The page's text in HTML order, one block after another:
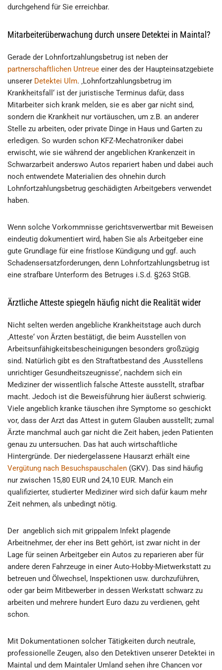
durchgehend für Sie erreichbar.
Mitarbeiterüberwachung durch unsere Detektei in Maintal?
Gerade der Lohnfortzahlungsbetrug ist neben der
partnerschaftlichen Untreue einer des der Haupteinsatzgebiete
unserer Detektei Ulm. ‚Lohnfortzahlungsbetrug im
Krankheitsfall‘ ist der juristische Terminus dafür, dass
Mitarbeiter sich krank melden, sie es aber gar nicht sind,
sondern die Krankheit nur vortäuschen, um z.B. an anderer
Stelle zu arbeiten, oder private Dinge in Haus und Garten zu
erledigen. So wurden schon KFZ-Mechatroniker dabei
erwischt, wie sie während der angeblichen Krankenzeit in
Schwarzarbeit anderswo Autos repariert haben und dabei auch
noch entwendete Materialien des ohnehin durch
Lohnfortzahlungsbetrug geschädigten Arbeitgebers verwendet
haben.
Wenn solche Vorkommnisse gerichtsverwertbar mit Beweisen
eindeutig dokumentiert wird, haben Sie als Arbeitgeber eine
gute Grundlage für eine fristlose Kündigung und ggf. auch
Schadensersatzforderungen, denn Lohnfortzahlungsbetrug ist
eine strafbare Unterform des Betruges i.S.d. §263 StGB.
Ärztliche Atteste spiegeln häufig nicht die Realität wider
Nicht selten werden angebliche Krankheitstage auch durch
‚Atteste‘ von Ärzten bestätigt, die beim Ausstellen von
Arbeitsunfähigkeitsbescheinigungen besonders großzügig
sind. Natürlich gibt es den Straftatbestand des ‚Ausstellens
unrichtiger Gesundheitszeugnisse‘, nachdem sich ein
Mediziner der wissentlich falsche Atteste ausstellt, strafbar
macht. Jedoch ist die Beweisführung hier äußerst schwierig.
Viele angeblich kranke täuschen ihre Symptome so geschickt
vor, dass der Arzt das Attest in gutem Glauben ausstellt; zumal
Ärzte manchmal auch gar nicht die Zeit haben, jeden Patienten
genau zu untersuchen. Das hat auch wirtschaftliche
Hintergründe. Der niedergelassene Hausarzt erhält eine
Vergütung nach Besuchspauschalen (GKV). Das sind häufig
nur zwischen 15,80 EUR und 24,10 EUR. Manch ein
qualifizierter, studierter Mediziner wird sich dafür kaum mehr
Zeit nehmen, als unbedingt nötig.
Der angeblich sich mit grippalem Infekt plagende
Arbeitnehmer, der eher ins Bett gehört, ist zwar nicht in der
Lage für seinen Arbeitgeber ein Autos zu reparieren aber für
andere deren Fahrzeuge in einer Auto-Hobby-Mietwerkstatt zu
betreuen und Ölwechsel, Inspektionen usw. durchzuführen,
oder gar beim Mitbewerber in dessen Werkstatt schwarz zu
arbeiten und mehrere hundert Euro dazu zu verdienen, geht
schon.
Mit Dokumentationen solcher Tätigkeiten durch neutrale,
professionelle Zeugen, also den Detektiven unserer Detektei in
Maintal und dem Maintaler Umland sehen ihre Chancen vor